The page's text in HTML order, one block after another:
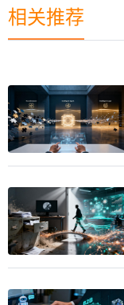
相关推荐